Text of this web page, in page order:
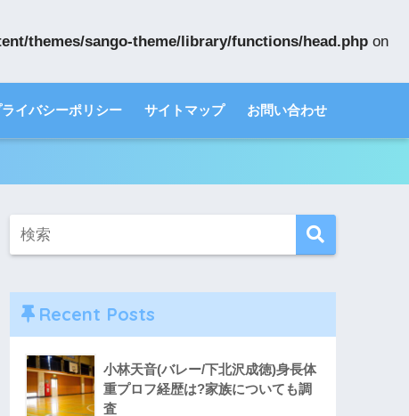
themes/sango-theme/library/functions/head.php on
ライバシーポリシー サイトマップ お問い合わせ
Recent Posts
小林天音(バレー/下北沢成徳)身長体
重プロフ経歴は?家族についても調
査